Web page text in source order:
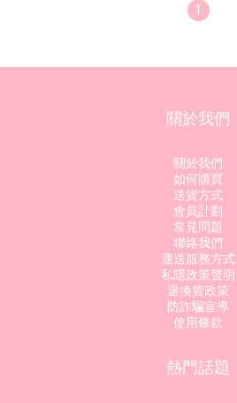
1
關於我們
關於我們
如何購買
送貨方式
會員計劃
常見問題
聯絡我們
運送服務方式
私隱政策聲明
退換貨政策
防詐騙宣導
使用條款
熱門話題